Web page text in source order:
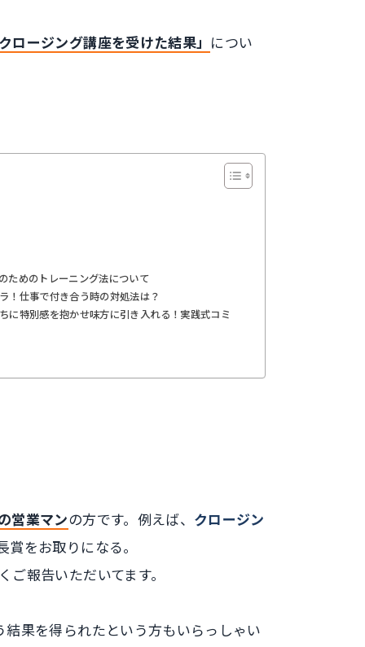
ロージング講座を受けた結果」 につい
ためのトレーニング法について
！仕事で付き合う時の対処法は？
に特別感を抱かせ味方に引き入れる！実践式コミ
営業マンの方です。例えば、 クロージン
賞をお取りになる。
ご報告いただいてます。
結果を得られたという方もいらっしゃい